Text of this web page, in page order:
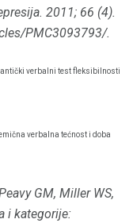
2011; 66 (4).
PMC3093793/.
verbalni test fleksibilnosti
verbalna tećnost i doba
GM, Miller WS,
i kategorije: